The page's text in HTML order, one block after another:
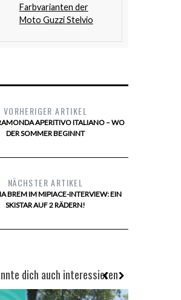
Farbvarianten der
Moto Guzzi Stelvio
VORHERIGER ARTIKEL
APERITIVO ITALIANO – WO
DER SOMMER BEGINNT
NÄCHSTER ARTIKEL
BREM IM MIPIACE-INTERVIEW: EIN
SKISTAR AUF 2 RÄDERN!
dich auch interessieren